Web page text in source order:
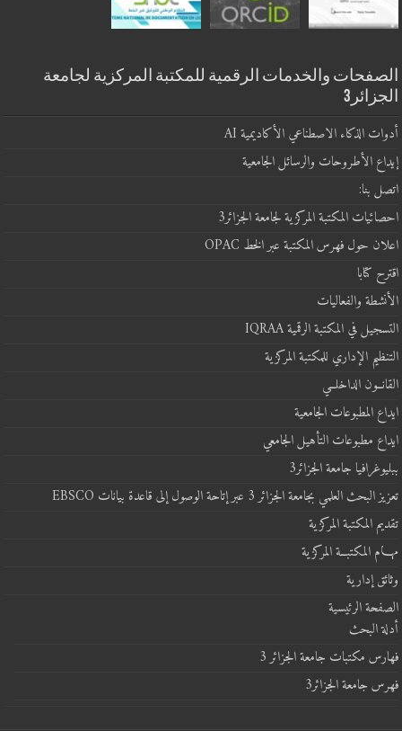
الصفحات والخدمات الرقمية للمكتبة المركزية لجامعة
الجزائر3
أدوات الذكاء الاصطناعي الأكاديمية AI
إيداع الأطروحات والرسائل الجامعية
اتصل بنا:
احصائيات المكتبة المركزية لجامعة الجزائر3
اعلان حول فهرس المكتبة عبر الخط OPAC
اقترح كتابا
الأنشطة والفعاليات
التسجيل في المكتبة الرقمية IQRAA
التنظيم الإداري للمكتبة المركزية
القانــون الداخلــي
ايداع المطبوعات الجامعية
ايداع مطبوعات التأهيل الجامعي
ببليوغرافيا جامعة الجزائر3
تعزيز البحث العلمي بجامعة الجزائر 3 عبر إتاحة الوصول إلى قاعدة بيانات EBSCO
تقديم المكتبة المركزية
مهـــام المكتبــة المركزية
وثائق إدارية
الصفحة الرئيسية
أدلة البحث
فهارس مكتبات جامعة الجزائر 3
فهرس جامعة الجزائر3